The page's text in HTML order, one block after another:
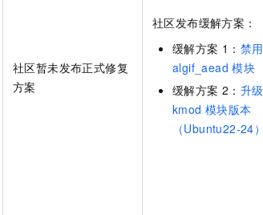
社区暂未发布正式修复
方案
社区发布缓解方案：
缓解方案 1： 禁用
algif_aead 模块
缓解方案 2： 升级
kmod 模块版本
（Ubuntu22-24）